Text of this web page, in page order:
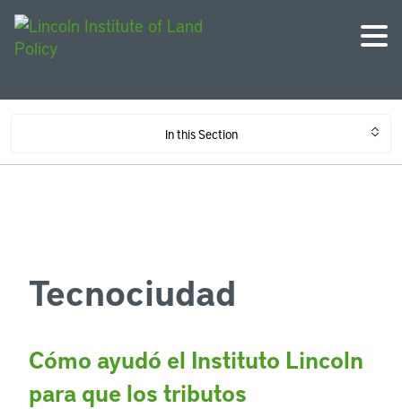
In this Section
Tecnociudad
Cómo ayudó el Instituto Lincoln
para que los tributos